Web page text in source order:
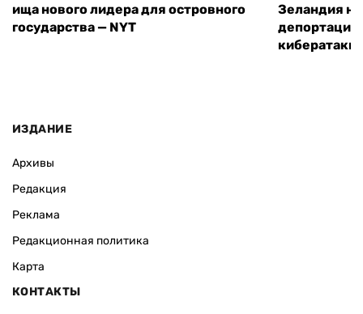
ища нового лидера для островного
государства — NYT
Зеландия
депортацию
кибератаки
ИЗДАНИЕ
Архивы
Редакция
Реклама
Редакционная политика
Карта
КОНТАКТЫ